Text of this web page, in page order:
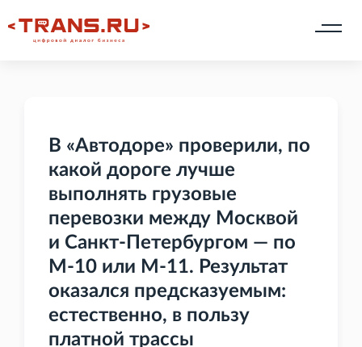
В «Автодоре» проверили, по
какой дороге лучше
выполнять грузовые
перевозки между Москвой
и Санкт-Петербургом — по
М-10 или М-11. Результат
оказался предсказуемым:
естественно, в пользу
платной трассы